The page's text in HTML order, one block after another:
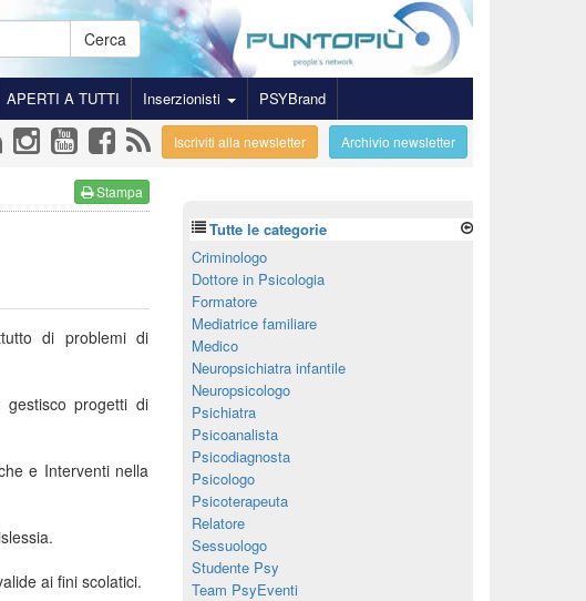
Cerca
APERTI A TUTTI Inserzionisti PSYBrand
Archivio newsletter
Iscriviti alla newsletter
Stampa
di problemi di
progetti di
e Interventi nella
ai fini scolatici.
Tutte le categorie
Criminologo
Dottore in Psicologia
Formatore
Mediatrice familiare
Medico
Neuropsichiatra infantile
Neuropsicologo
Psichiatra
Psicoanalista
Psicodiagnosta
Psicologo
Psicoterapeuta
Relatore
Sessuologo
Studente Psy
Team PsyEventi